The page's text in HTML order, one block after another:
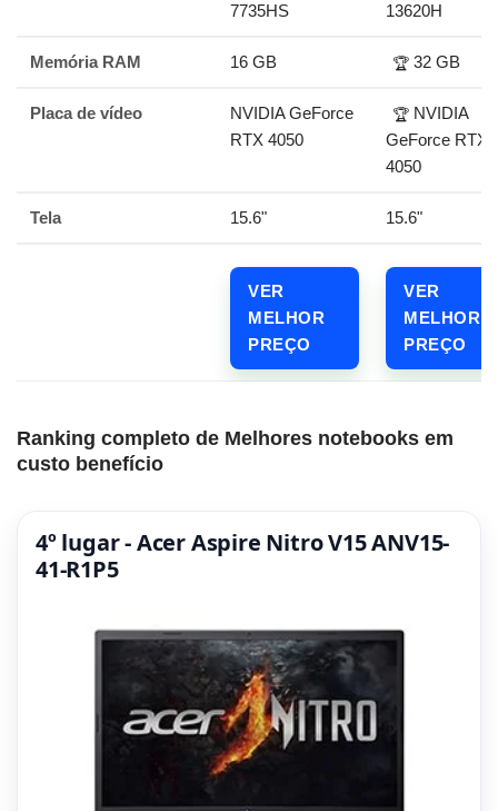
7735HS
13620H
Memória RAM 16 GB 🏆 32 GB
Placa de vídeo
NVIDIA GeForce
RTX 4050
🏆 NVIDIA
GeForce RTX
4050
Tela 15.6" 15.6"
VER
MELHOR
PREÇO
VER
MELHOR
PREÇO
Ranking completo de Melhores notebooks em
custo benefício
4º lugar - Acer Aspire Nitro V15 ANV15-
41-R1P5